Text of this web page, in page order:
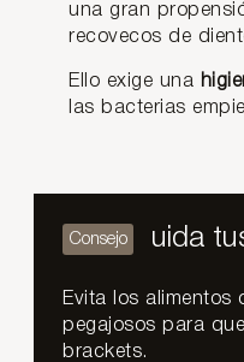
una gran
recovecos de
Ello exige una
las bacterias
uida
Evita los alimentos
pegajosos para
brackets.